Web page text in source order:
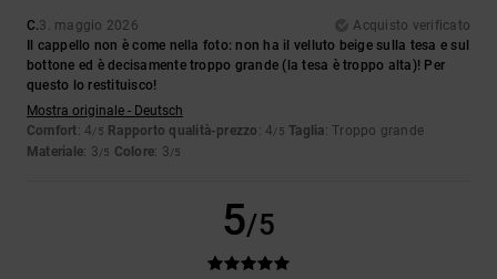
C.3. maggio 2026
Acquisto verificato
Il cappello non è come nella foto: non ha il velluto beige sulla tesa e sul
bottone ed è decisamente troppo grande (la tesa è troppo alta)! Per
questo lo restituisco!
Mostra originale - Deutsch
Comfort: 4/5 Rapporto qualità-prezzo : 4/5 Taglia: Troppo grande
Materiale: 3/5 Colore: 3/5
5/5